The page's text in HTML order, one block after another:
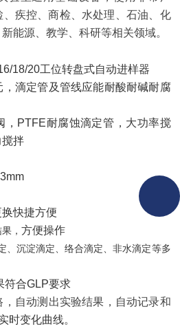
、疾控、商检、水处理、石油、化
新能源、教学、科研等相关领域。
16/18/20工位转盘式自动进样器
，滴定管及管线应能耐酸耐碱耐腐
， PTFE耐腐蚀滴定管，大功率搅
搅拌
3mm
换快捷方便
，方便操作
、沉淀滴定、络合滴定、非水滴定等多
符合GLP要求
，自动测出实验结果，自动记录和
变化曲线。